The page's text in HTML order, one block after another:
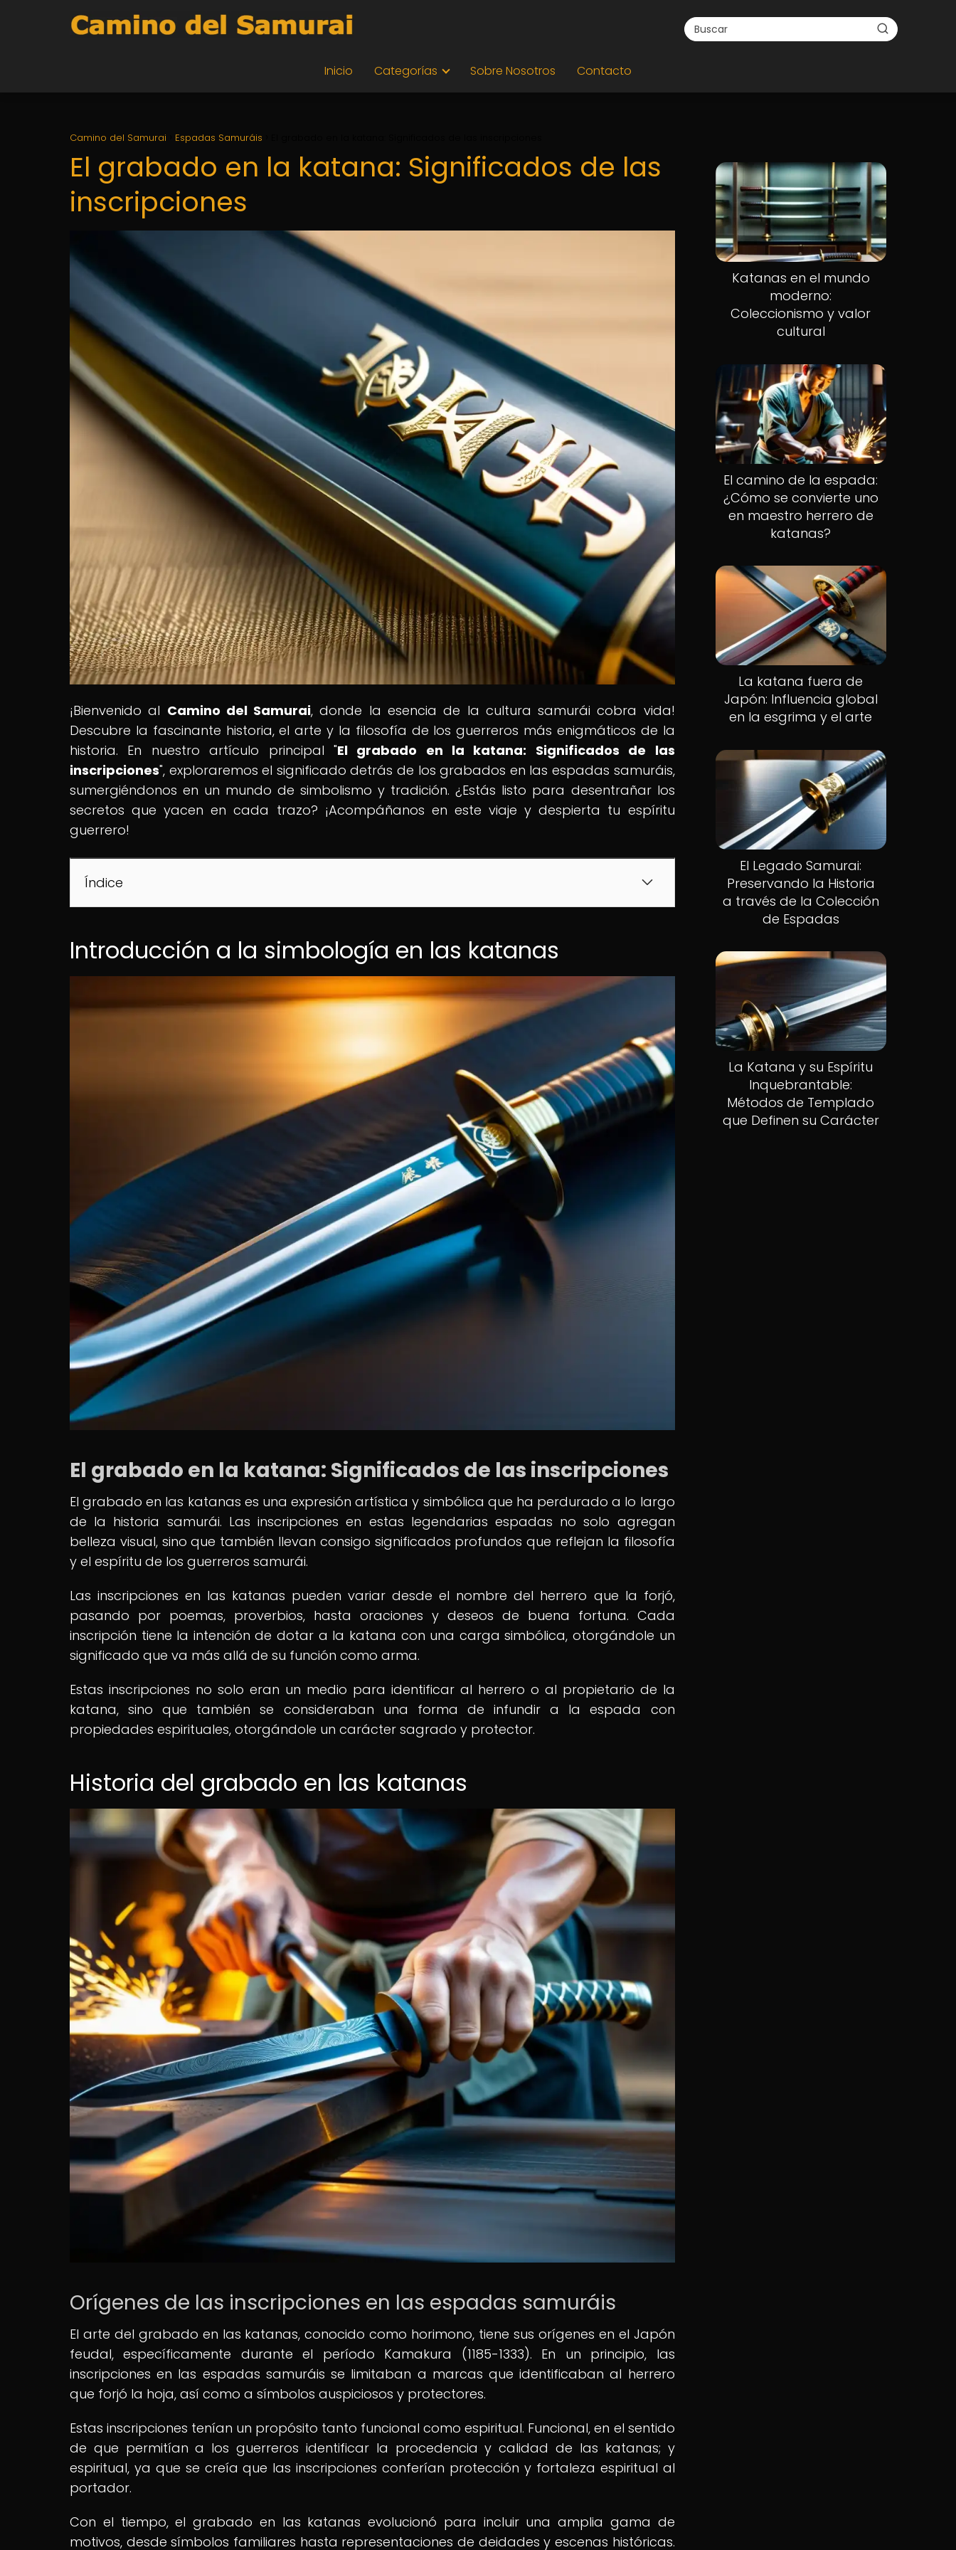
Inicio Categorías Sobre Nosotros Contacto
Camino del Samurai Espadas Samuráis
El grabado en la katana: Significados de las
inscripciones
¡Bienvenido al Camino del Samurai, donde la esencia de la cultura samurái cobra vida!
Descubre la fascinante historia, el arte y la filosofía de los guerreros más enigmáticos de la
historia. En nuestro artículo principal "El grabado en la katana: Significados de las
inscripciones", exploraremos el significado detrás de los grabados en las espadas samuráis,
sumergiéndonos en un mundo de simbolismo y tradición. ¿Estás listo para desentrañar los
secretos que yacen en cada trazo? ¡Acompáñanos en este viaje y despierta tu espíritu
guerrero!
Índice
Introducción a la simbología en las katanas
El grabado en la katana: Significados de las inscripciones
El grabado en las katanas es una expresión artística y simbólica que ha perdurado a lo largo
de la historia samurái. Las inscripciones en estas legendarias espadas no solo agregan
belleza visual, sino que también llevan consigo significados profundos que reflejan la filosofía
y el espíritu de los guerreros samurái.
Las inscripciones en las katanas pueden variar desde el nombre del herrero que la forjó,
pasando por poemas, proverbios, hasta oraciones y deseos de buena fortuna. Cada
inscripción tiene la intención de dotar a la katana con una carga simbólica, otorgándole un
significado que va más allá de su función como arma.
Estas inscripciones no solo eran un medio para identificar al herrero o al propietario de la
katana, sino que también se consideraban una forma de infundir a la espada con
propiedades espirituales, otorgándole un carácter sagrado y protector.
Historia del grabado en las katanas
Orígenes de las inscripciones en las espadas samuráis
El arte del grabado en las katanas, conocido como horimono, tiene sus orígenes en el Japón
feudal, específicamente durante el período Kamakura (1185-1333). En un principio, las
inscripciones en las espadas samuráis se limitaban a marcas que identificaban al herrero
que forjó la hoja, así como a símbolos auspiciosos y protectores.
Estas inscripciones tenían un propósito tanto funcional como espiritual. Funcional, en el sentido
de que permitían a los guerreros identificar la procedencia y calidad de las katanas; y
espiritual, ya que se creía que las inscripciones conferían protección y fortaleza espiritual al
portador.
Con el tiempo, el grabado en las katanas evolucionó para incluir una amplia gama de
motivos, desde símbolos familiares hasta representaciones de deidades y escenas históricas.
Katanas en el mundo
moderno:
Coleccionismo y valor
cultural
El camino de la espada:
¿Cómo se convierte uno
en maestro herrero de
katanas?
La katana fuera de
Japón: Influencia global
en la esgrima y el arte
El Legado Samurai:
Preservando la Historia
a través de la Colección
de Espadas
La Katana y su Espíritu
Inquebrantable:
Métodos de Templado
que Definen su Carácter